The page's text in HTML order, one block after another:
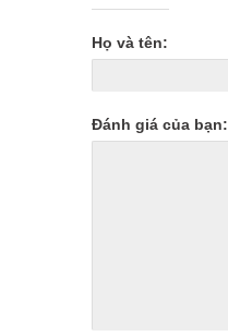
Họ và tên:
Đánh giá của bạn: